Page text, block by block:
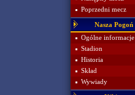
Poprzedni mecz
Nasza Pogoń
Ogólne informacje
Stadion
Historia
Skład
Wywiady